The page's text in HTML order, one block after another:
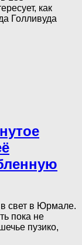
как
Голливуда
свет в Юрмале.
пока не
пузико,